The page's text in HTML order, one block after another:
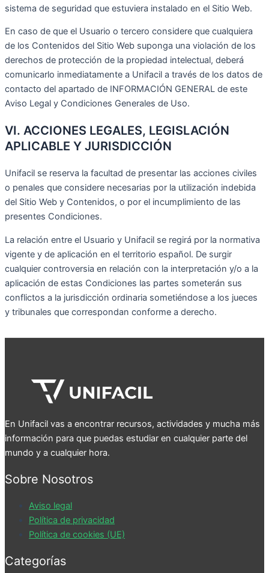
sistema de seguridad que estuviera instalado en el Sitio Web.
En caso de que el Usuario o tercero considere que cualquiera
de los Contenidos del Sitio Web suponga una violación de los
derechos de protección de la propiedad intelectual, deberá
comunicarlo inmediatamente a Unifacil a través de los datos de
contacto del apartado de INFORMACIÓN GENERAL de este
Aviso Legal y Condiciones Generales de Uso.
VI. ACCIONES LEGALES, LEGISLACIÓN
APLICABLE Y JURISDICCIÓN
Unifacil se reserva la facultad de presentar las acciones civiles
o penales que considere necesarias por la utilización indebida
del Sitio Web y Contenidos, o por el incumplimiento de las
presentes Condiciones.
La relación entre el Usuario y Unifacil se regirá por la normativa
vigente y de aplicación en el territorio español. De surgir
cualquier controversia en relación con la interpretación y/o a la
aplicación de estas Condiciones las partes someterán sus
conflictos a la jurisdicción ordinaria sometiéndose a los jueces
y tribunales que correspondan conforme a derecho.
En Unifacil vas a encontrar recursos, actividades y mucha más
información para que puedas estudiar en cualquier parte del
mundo y a cualquier hora.
Sobre Nosotros
Aviso legal
Política de privacidad
Política de cookies (UE)
Categorías